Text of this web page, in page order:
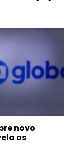
novo
os